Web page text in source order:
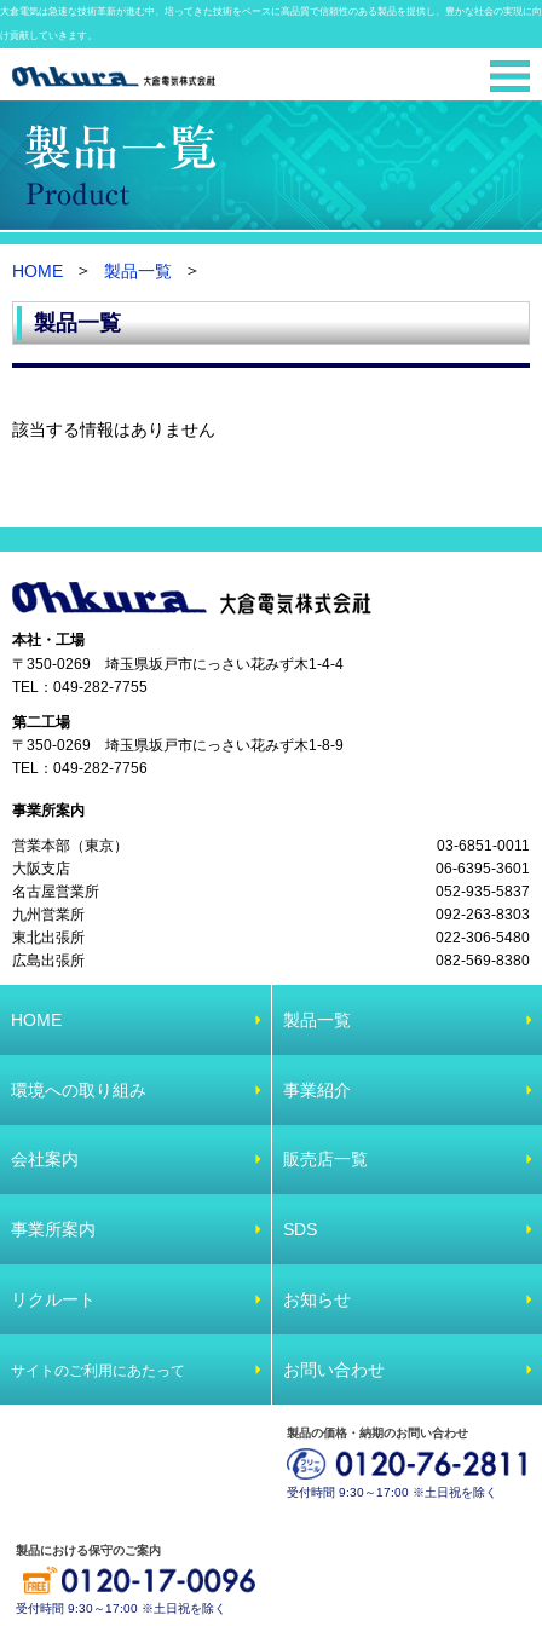
大倉電気は急速な技術革新が進む中、培ってきた技術をベースに高品質で信頼性のある製品を提供し、豊かな社会の実現に向
け貢献していきます。
HOME 製品一覧
製品一覧
該当する情報はありません
本社・工場
〒350-0269 埼玉県坂戸市にっさい花みず木1-4-4
TEL： 049-282-7755
第二工場
〒350-0269 埼玉県坂戸市にっさい花みず木1-8-9
TEL： 049-282-7756
事業所案内
営業本部（東京）
03-6851-0011
大阪支店
06-6395-3601
名古屋営業所
052-935-5837
九州営業所
092-263-8303
東北出張所
022-306-5480
広島出張所
082-569-8380
HOME 製品一覧
環境への取り組み 事業紹介
会社案内 販売店一覧
事業所案内 SDS
リクルート お知らせ
サイトのご利用にあたって お問い合わせ
製品の価格・納期のお問い合わせ
受付時間 9:30～17:00 ※土日祝を除く
製品における保守のご案内
受付時間 9:30～17:00 ※土日祝を除く